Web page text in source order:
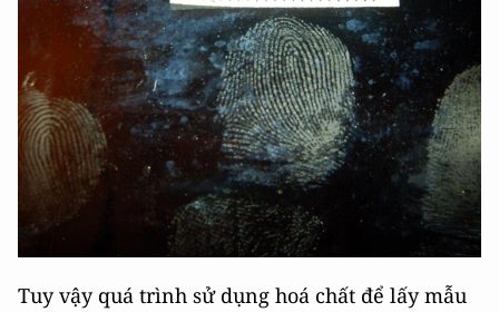
Tuy vậy quá trình sử dụng hoá chất để lấy mẫu